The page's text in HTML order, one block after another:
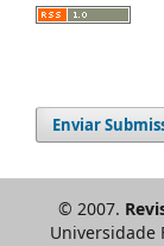
Enviar
© 2007.
Universidade